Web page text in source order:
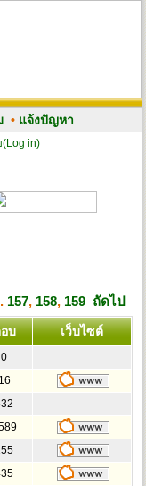
• แจ้งปัญหา
(Log in)
157, 158, 159 ถัดไป
บ เว็บไซต์
0
16